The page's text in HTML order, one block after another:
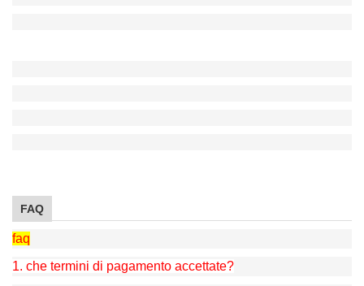
FAQ
faq
1. che termini di pagamento accettate?